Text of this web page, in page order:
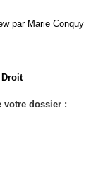
par Marie Conquy
votre dossier :